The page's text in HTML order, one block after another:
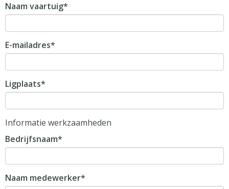
Naam vaartuig*
E-mailadres*
Ligplaats*
Informatie werkzaamheden
Bedrijfsnaam*
Naam medewerker*